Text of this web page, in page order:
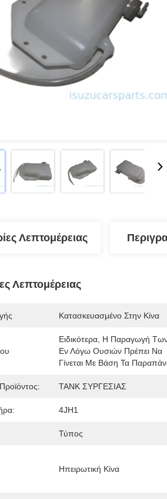
Λεπτομέρειας
Λεπτομέρειας
Κατασκευασμένο Στην Κίνα
Ειδικότερα, Η Παραγωγή
Εν Λόγω Ουσιών Πρέπει Να
Γίνεται Με Βάση Τα
ΤΑΝΚ ΣΥΡΓΕΣΙΑΣ
4JH1
Τύπος
Ηπειρωτική Κίνα